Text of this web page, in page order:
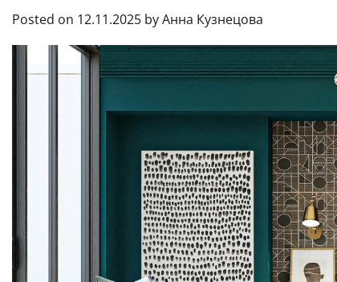
Posted on 12.11.2025 byАнна Кузнецова